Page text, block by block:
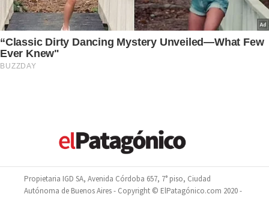
Propietaria IGD SA, Avenida Córdoba 657, 7° piso, Ciudad
Autónoma de Buenos Aires - Copyright © ElPatagónico.com 2020 -